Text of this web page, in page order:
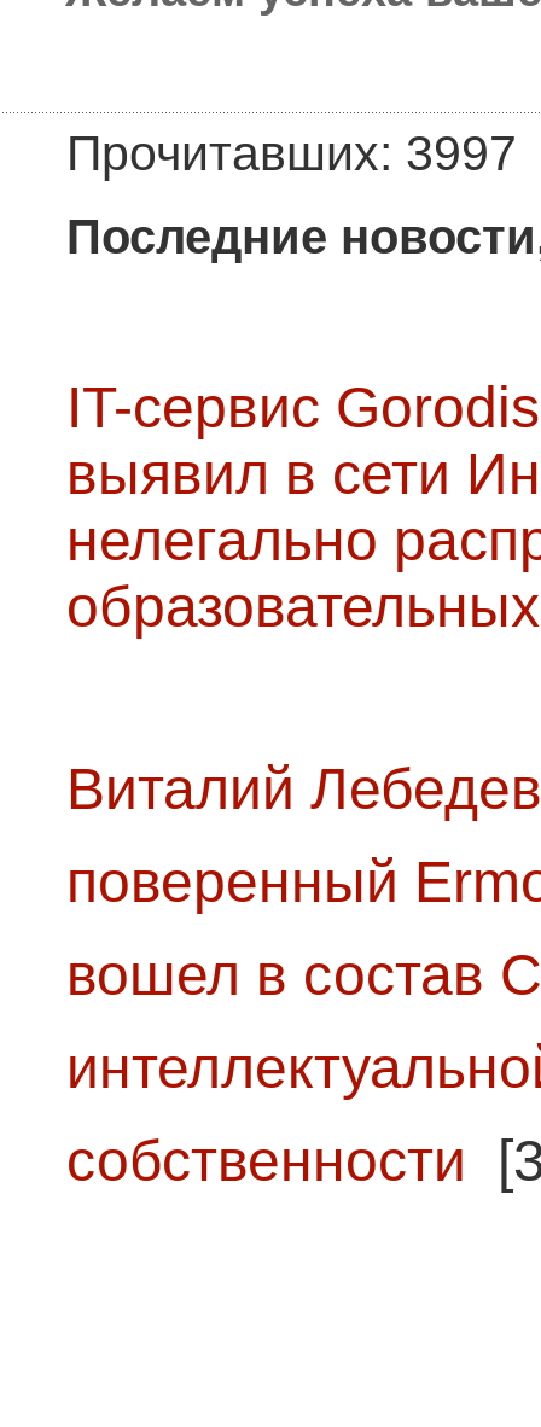
Прочитавших: 3997
Последние
IT-сервис
выявил в сети
нелегально
Виталий
поверенный
вошел в состав
собственности